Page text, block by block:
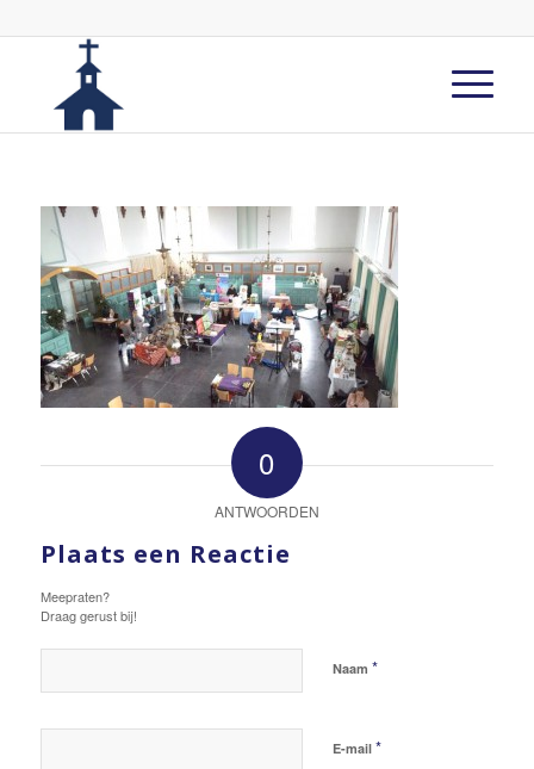
0
ANTWOORDEN
Plaats een Reactie
Meepraten?
Draag gerust bij!
Naam *
E-mail *